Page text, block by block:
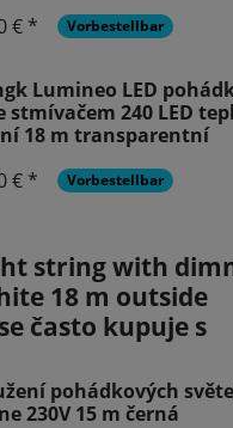
€ *
Vorbestellbar
Lumineo LED
stmívačem 240 LED
18 m transparentní
€ *
Vorbestellbar
string with
18 m outside
často kupuje s
pohádkových
230V 15 m černá